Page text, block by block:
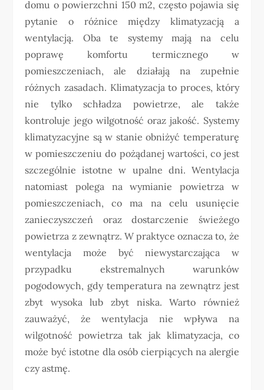
domu o powierzchni 150 m2, często pojawia się
pytanie o różnice między klimatyzacją a
wentylacją. Oba te systemy mają na celu
poprawę komfortu termicznego w
pomieszczeniach, ale działają na zupełnie
różnych zasadach. Klimatyzacja to proces, który
nie tylko schładza powietrze, ale także
kontroluje jego wilgotność oraz jakość. Systemy
klimatyzacyjne są w stanie obniżyć temperaturę
w pomieszczeniu do pożądanej wartości, co jest
szczególnie istotne w upalne dni. Wentylacja
natomiast polega na wymianie powietrza w
pomieszczeniach, co ma na celu usunięcie
zanieczyszczeń oraz dostarczenie świeżego
powietrza z zewnątrz. W praktyce oznacza to, że
wentylacja może być niewystarczająca w
przypadku ekstremalnych warunków
pogodowych, gdy temperatura na zewnątrz jest
zbyt wysoka lub zbyt niska. Warto również
zauważyć, że wentylacja nie wpływa na
wilgotność powietrza tak jak klimatyzacja, co
może być istotne dla osób cierpiących na alergie
czy astmę.